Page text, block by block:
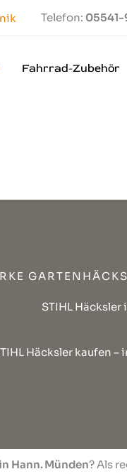
Telefon:
Fahrrad-Zubehör
STIHL Häcksler
Häcksler kaufen –
Hann. Münden? Als